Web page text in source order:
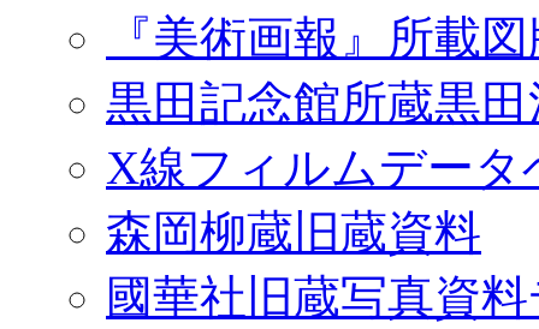
『美術画報』所載
黒田記念館所蔵黒
X線フィルムデータ
森岡柳蔵旧蔵資料
國華社旧蔵写真資